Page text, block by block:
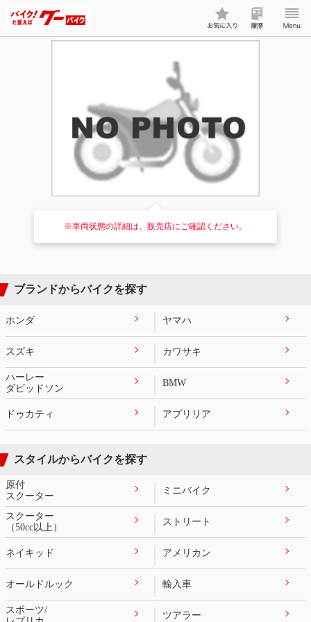
※車両状態の詳細は、販売店にご確認ください。
ブランドからバイクを探す
ホンダ ヤマハ
スズキ カワサキ
ハーレー
ダビッドソン
BMW
ドゥカティ アプリリア
スタイルからバイクを探す
原付
スクーター
ミニバイク
スクーター
（50cc以上）
ストリート
ネイキッド アメリカン
オールドルック 輸入車
スポーツ/
ツアラー